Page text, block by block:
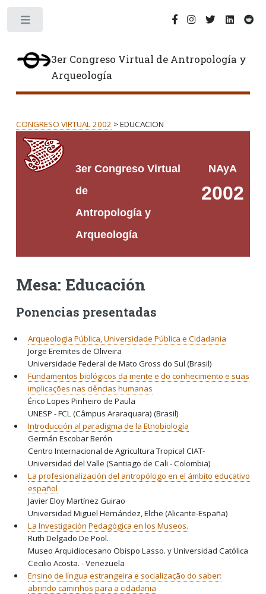
3er Congreso Virtual de Antropología y
Arqueología
CONGRESO VIRTUAL 2002 > EDUCACION
3erCongreso Virtual
de
Antropología y
Arqueología
NAyA
2002
Mesa: Educación
Ponencias presentadas
Arqueologia Pública, Universidade Pública e Cidadania
Jorge Eremites de Oliveira
Universidade Federal de Mato Gross do Sul (Brasil)
Fundamentos biológicos da mente e do conhecimento e suas
implicações nas ciências humanas
Érico Lopes Pinheiro de Paula
UNESP - FCL (Câmpus Araraquara) (Brasil)
Introducción al paradigma de la Etnobiología
Germán Escobar Berón
Centro Internacional de Agricultura Tropical CIAT-
Universidad del Valle (Santiago de Cali - Colombia)
La profesionalización del antropólogo en el ámbito educativo
español
Javier Eloy Martínez Guirao
Universidad Miguel Hernández, Elche (Alicante-España)
La Investigación Pedagógica en los Museos.
Ruth Delgado De Pool.
Museo Arquidiocesano Obispo Lasso. y Universidad Católica
Cecilio Acosta. - Venezuela
Ensino de língua estrangeira e socialização do saber:
abrindo caminhos para a cidadania